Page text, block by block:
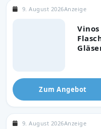
9. August 2026Anzeige
Zum Angebot
9. August 2026Anzeige